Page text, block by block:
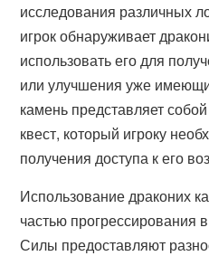
исследования различных
игрок обнаруживает
использовать его для
или улучшения уже
камень представляет
квест, который игроку
получения доступа к его
Использование драконих
частью прогрессирования
Силы предоставляют